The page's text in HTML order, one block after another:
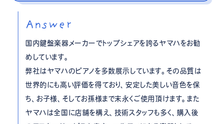
Answer
国内鍵盤楽器メーカーでトップシェアを誇るヤマハをお勧
めしています。
弊社はヤマハのピアノを多数展示しています。その品質は
世界的にも高い評価を得ており、安定した美しい音色を保
ち、お子様、そしてお孫様まで末永くご使用頂けます。また
ヤマハは全国に店舗を構え、技術スタッフも多く、購入後